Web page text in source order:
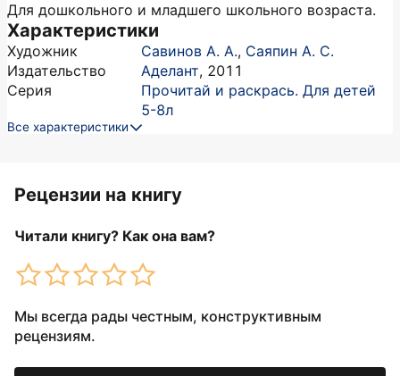
Для дошкольного и младшего школьного возраста.
Характеристики
Художник Савинов А. А., Саяпин А. С.
Издательство
Аделант, 2011
Серия
Прочитай и раскрась. Для детей
5-8л
Все характеристики
Рецензии на книгу
Читали книгу? Как она вам?
Мы всегда рады честным, конструктивным
рецензиям.